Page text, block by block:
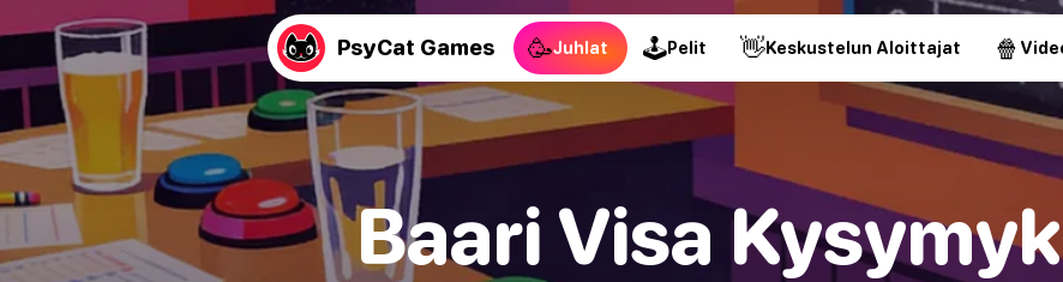
PsyCat Games 🥳Juhlat 🕹Pelit 👋Keskustelun Aloittajat 🍿
Baari Visa